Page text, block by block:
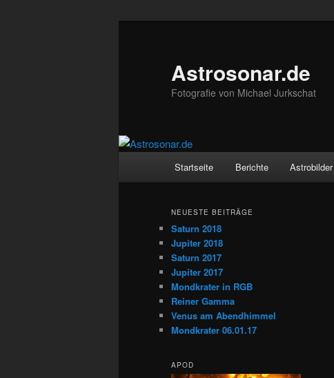
Astrosonar.de
Fotografie von Michael Jurkschat
Startseite Berichte Astrobilder
NEUESTE BEITRÄGE
Saturn 2018
Jupiter 2018
Saturn 2017
Jupiter 2017
Mondkrater in RGB
Reiner Gamma
Venus am Abendhimmel
Mondkrater 06.01.17
APOD